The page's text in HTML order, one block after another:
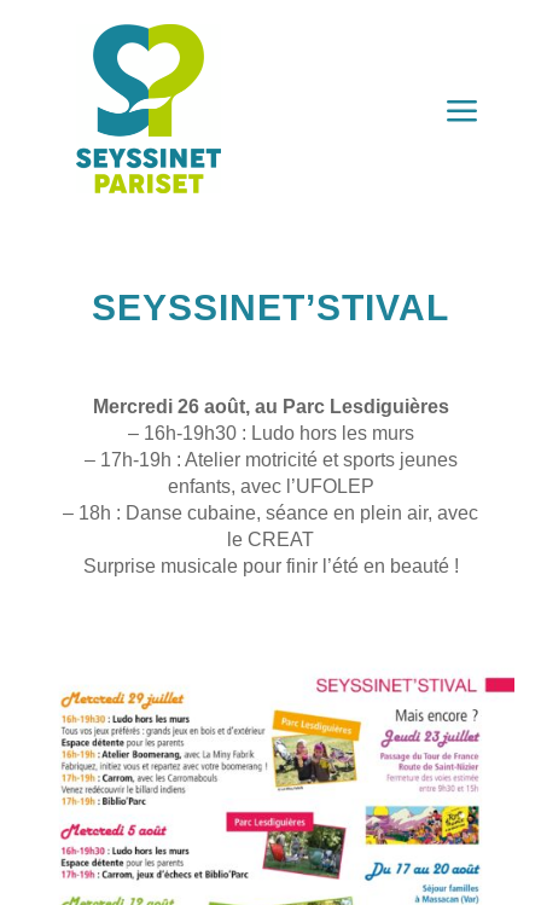
a
SEYSSINET’STIVAL
Mercredi 26 août, au Parc Lesdiguières
– 16h-19h30 : Ludo hors les murs
– 17h-19h : Atelier motricité et sports jeunes
enfants, avec l’UFOLEP
– 18h : Danse cubaine, séance en plein air, avec
le CREAT
Surprise musicale pour finir l’été en beauté !